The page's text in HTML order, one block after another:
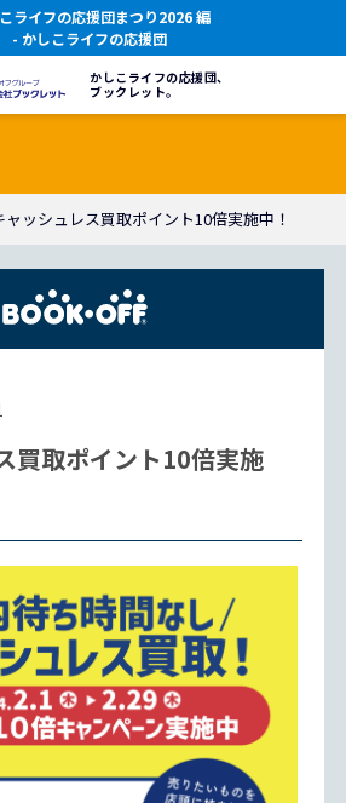
ライフの応援団まつり2026 編
- かしこライフの応援団
かしこライフの応援団、
ブックレット。
ャッシュレス買取ポイント10倍実施中！
買取ポイント10倍実施